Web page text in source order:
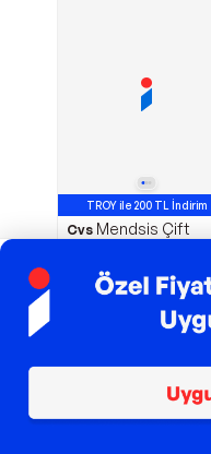
TROY ile 200 TL İndirim
Cvs Mendsis Çift